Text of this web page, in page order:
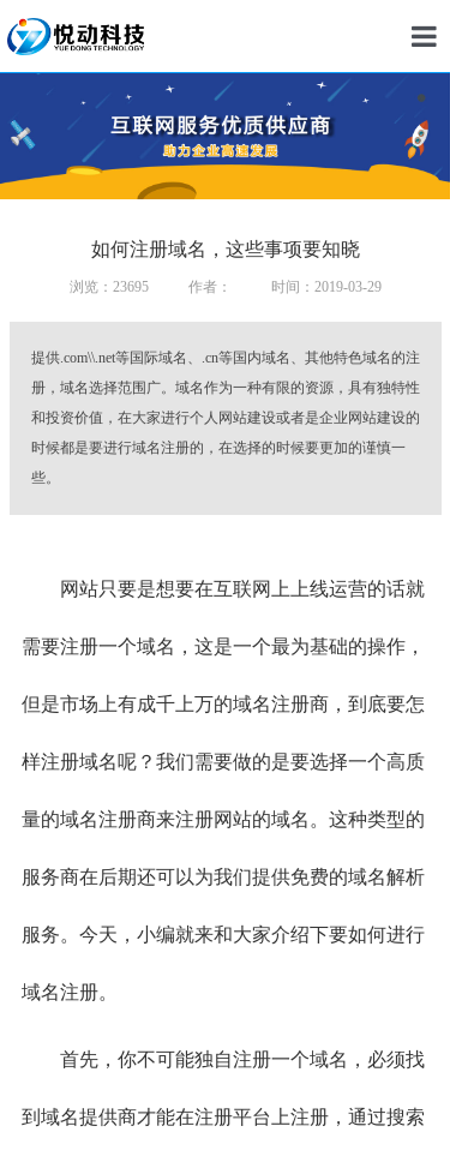
建
小
我
如何注册域名，这些事项要知晓
浏览：23695 作者： 时间：2019-03-29
提供.com\\.net等国际域名、.cn等国内域名、其他特色域名的注
册，域名选择范围广。域名作为一种有限的资源，具有独特性
和投资价值，在大家进行个人网站建设或者是企业网站建设的
时候都是要进行域名注册的，在选择的时候要更加的谨慎一
些。
网站只要是想要在互联网上上线运营的话就
需要注册一个域名，这是一个最为基础的操作，
但是市场上有成千上万的域名注册商，到底要怎
样注册域名呢？我们需要做的是要选择一个高质
量的域名注册商来注册网站的域名。这种类型的
服务商在后期还可以为我们提供免费的域名解析
服务。今天，小编就来和大家介绍下要如何进行
域名注册。
首先，你不可能独自注册一个域名，必须找
到域名提供商才能在注册平台上注册，通过搜索